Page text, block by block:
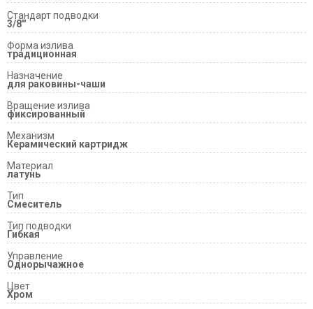
Стандарт подводки
3/8''
Форма излива
традиционная
Назначение
для раковины-чаши
Вращение излива
фиксированный
Механизм
Керамический картридж
Материал
латунь
Тип
Смеситель
Тип подводки
Гибкая
Управление
Однорычажное
Цвет
Хром